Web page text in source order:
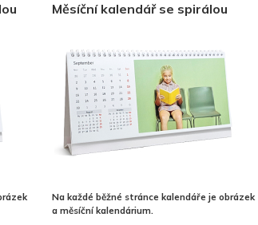
Měsíční kalendář se spirálou
Na každé běžné stránce kalendáře je obrázek
a měsíční kalendárium.